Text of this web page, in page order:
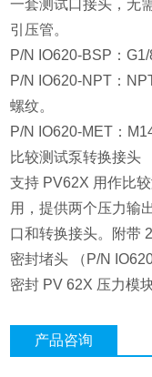
一套测试口接头，无
引压管。
P/N IO620-BSP：
P/N IO620-NPT：
螺纹。
P/N IO620-MET：
比较测试泵转换接头
支持 PV62X 用作比
用，提供两个压力输
口和转换接头。附带
密封堵头 （P/N
密封 PV 62X 压力模
产品咨询